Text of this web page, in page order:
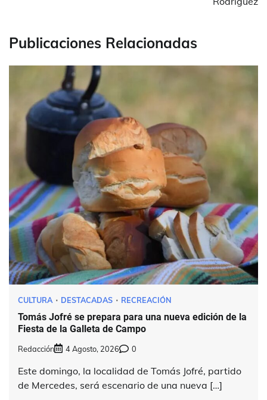
Publicaciones Relacionadas
CULTURA DESTACADAS RECREACIÓN
Tomás Jofré se prepara para una nueva edición de la
Fiesta de la Galleta de Campo
Redacción 4 Agosto, 2026 0
Este domingo, la localidad de Tomás Jofré, partido
de Mercedes, será escenario de una nueva […]